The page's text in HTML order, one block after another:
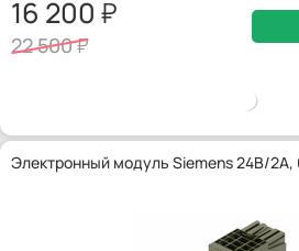
16 200
22 500
Электронный модуль Siemens 24В/2А,